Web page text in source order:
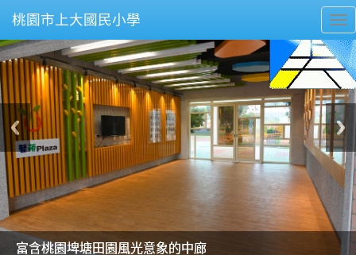
桃園市上大國民小學
美麗的操場是我們活力的來源
美麗的操場是我們活力的來源
煥然一新的小司令台
煥然一新的小司令台
富含桃園埤塘田園風光意象的中廊
富含桃園埤塘田園風光意象的中廊
嶄新的中庭廣場
嶄新的中庭廣場
水生池生生不息
水生池生生不息